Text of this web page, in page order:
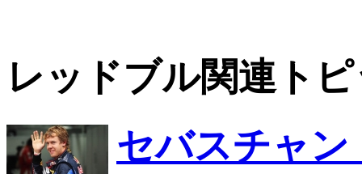
レッドブル関連ト
セバスチャン